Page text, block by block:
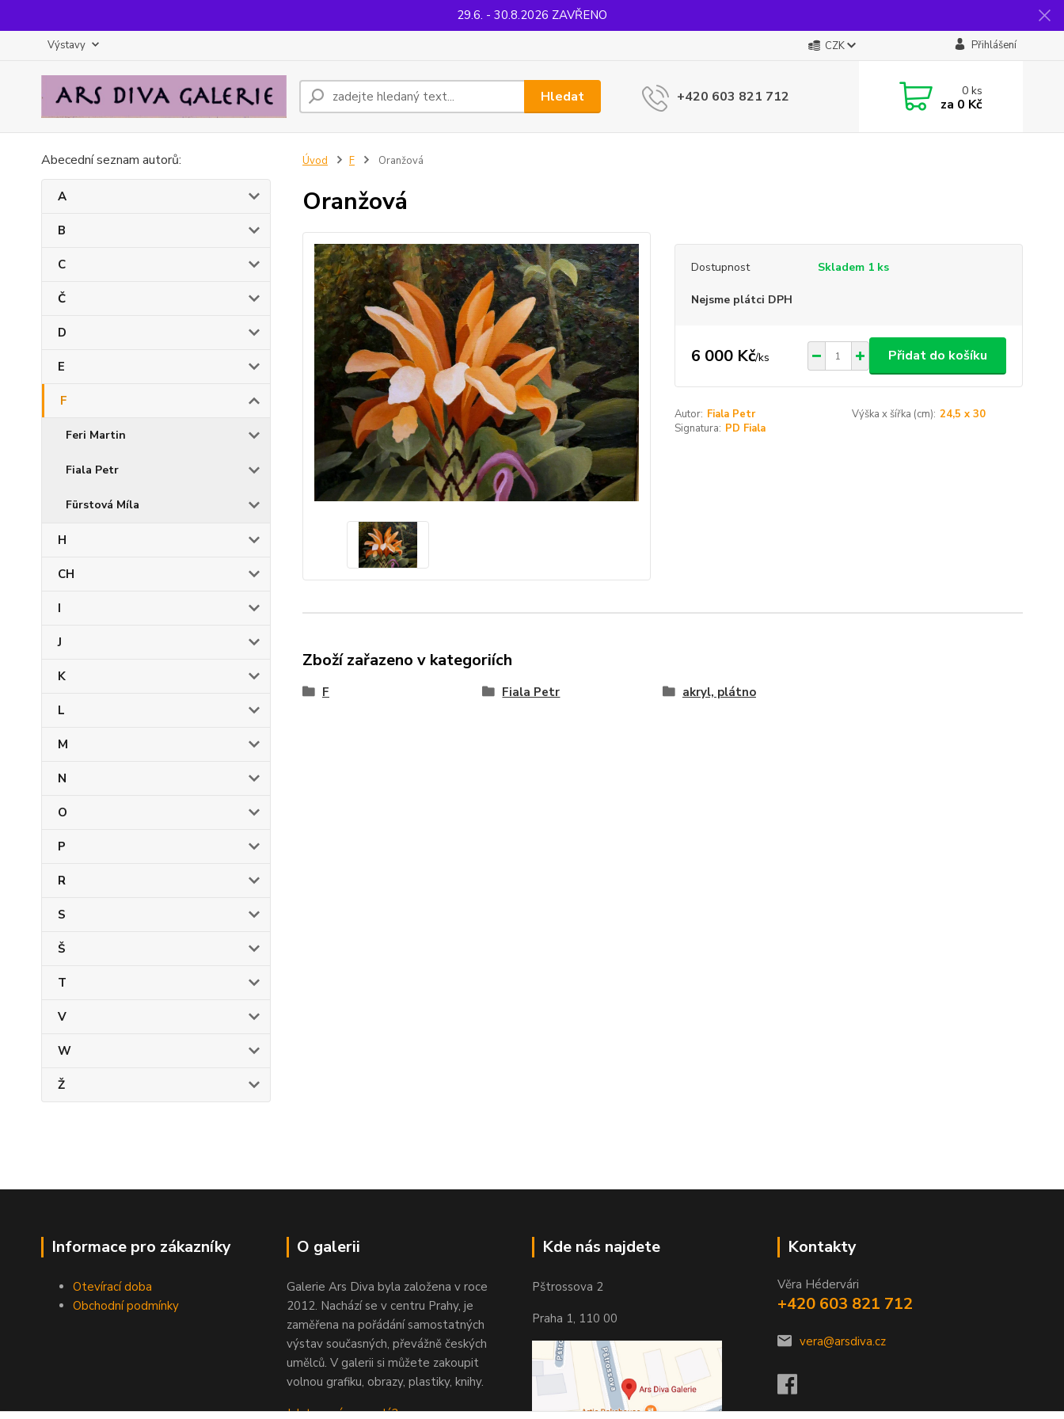
29.6. - 30.8.2026 ZAVŘENO
Výstavy CZK Přihlášení
Hledat +420 603 821 712 0ks
za 0 Kč
Abecední seznam autorů:
A
B
C
Č
D
E
F
Feri Martin
Fiala Petr
Fürstová Míla
H
CH
I
J
K
L
M
N
O
P
R
S
Š
T
V
W
Ž
Úvod F Oranžová
Oranžová
Dostupnost Skladem 1 ks
Nejsme plátci DPH
6 000 Kč/ks Přidat do košíku
Autor: Fiala Petr Výška x šířka (cm): 24,5 x 30
Signatura: PD Fiala
Zboží zařazeno v kategoriích
F Fiala Petr akryl, plátno
Informace pro zákazníky
Otevírací doba
Obchodní podmínky
O galerii
Galerie Ars Diva byla založena v roce
2012. Nachází se v centru Prahy, je
zaměřena na pořádání samostatných
výstav současných, převážně českých
umělců. V galerii si můžete zakoupit
volnou grafiku, obrazy, plastiky, knihy.
Jak to u nás vypadá?
Kde nás najdete
Pštrossova 2
Praha 1, 110 00
Kontakty
Věra Hédervári
+420 603 821 712
vera@arsdiva.cz